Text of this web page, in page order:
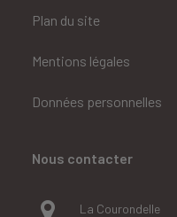
Plan du site
Mentions légales
Données personnelles
Nous contacter
La Courondelle